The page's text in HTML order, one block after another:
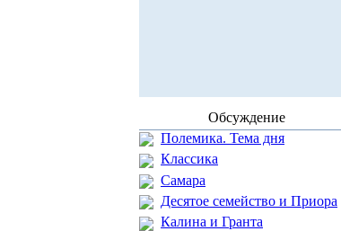
Обсуждение
Полемика. Тема дня
Классика
Самара
Десятое семейство и Приора
Калина и Гранта